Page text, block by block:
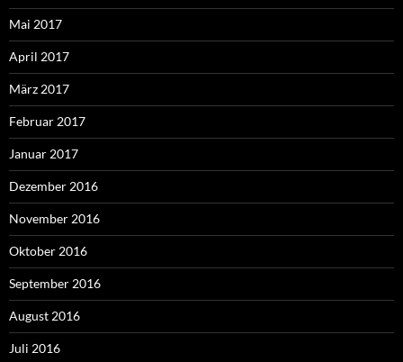
Mai 2017
April 2017
März 2017
Februar 2017
Januar 2017
Dezember 2016
November 2016
Oktober 2016
September 2016
August 2016
Juli 2016